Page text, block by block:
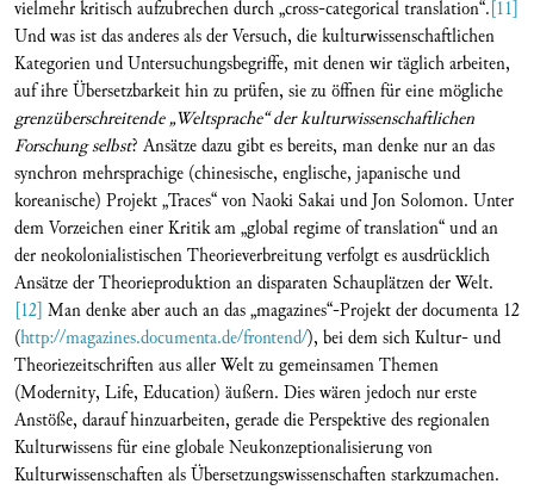
vielmehr kritisch aufzubrechen durch „cross-categorical translation“.[11]
Und was ist das anderes als der Versuch, die kulturwissenschaftlichen
Kategorien und Untersuchungsbegriffe, mit denen wir täglich arbeiten,
auf ihre Übersetzbarkeit hin zu prüfen, sie zu öffnen für eine mögliche
grenzüberschreitende „Weltsprache“ der kulturwissenschaftlichen
Forschung selbst? Ansätze dazu gibt es bereits, man denke nur an das
synchron mehrsprachige (chinesische, englische, japanische und
koreanische) Projekt „Traces“ von Naoki Sakai und Jon Solomon. Unter
dem Vorzeichen einer Kritik am „global regime of translation“ und an
der neokolonialistischen Theorieverbreitung verfolgt es ausdrücklich
Ansätze der Theorieproduktion an disparaten Schauplätzen der Welt.
[12] Man denke aber auch an das „magazines“-Projekt der documenta 12
(http://magazines.documenta.de/frontend/), bei dem sich Kultur- und
Theoriezeitschriften aus aller Welt zu gemeinsamen Themen
(Modernity, Life, Education) äußern. Dies wären jedoch nur erste
Anstöße, darauf hinzuarbeiten, gerade die Perspektive des regionalen
Kulturwissens für eine globale Neukonzeptionalisierung von
Kulturwissenschaften als Übersetzungswissenschaften starkzumachen.